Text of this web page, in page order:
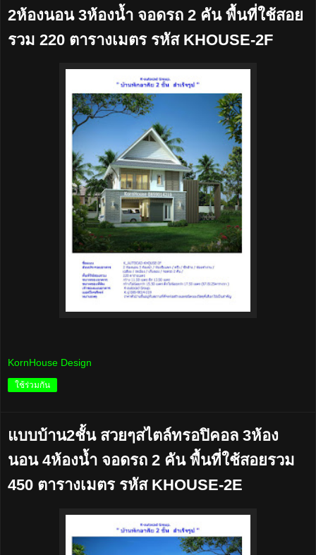
2ห้องนอน 3ห้องน้ำ จอดรถ 2 คัน พื้นที่ใช้สอย
รวม 220 ตารางเมตร รหัส KHOUSE-2F
KornHouse Design
ใช้ร่วมกัน
แบบบ้าน2ชั้น สวยๆสไตล์ทรอปิคอล 3ห้อง
นอน 4ห้องน้ำ จอดรถ 2 คัน พื้นที่ใช้สอยรวม
450 ตารางเมตร รหัส KHOUSE-2E